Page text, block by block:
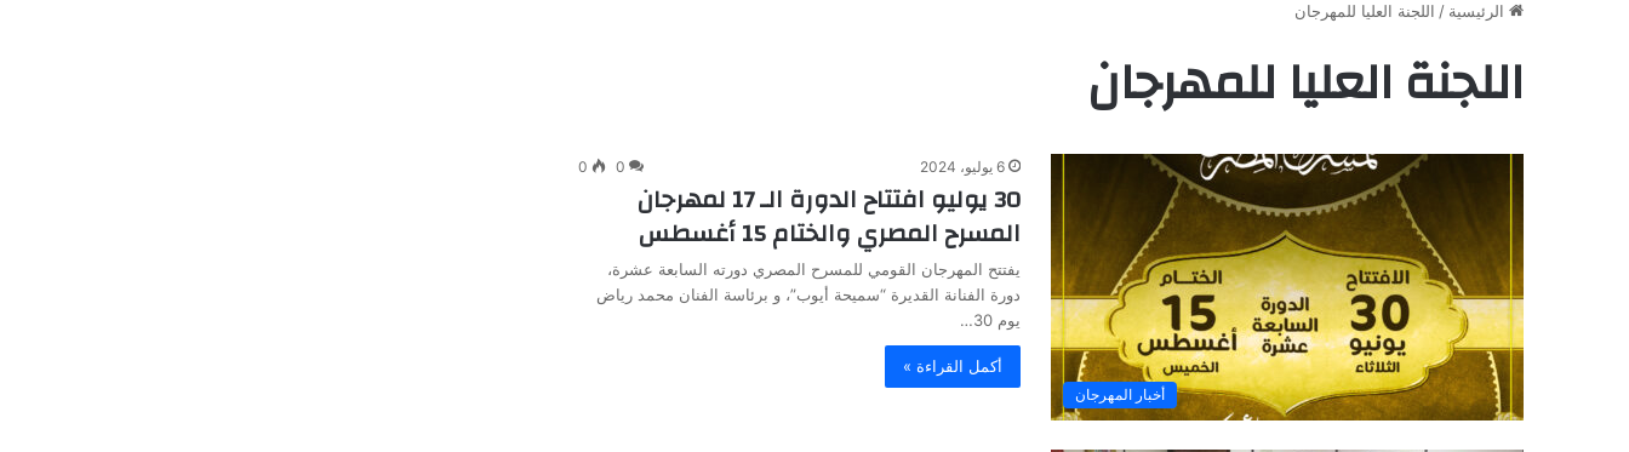
الرئيسية / اللجنة العليا للمهرجان
اللجنة العليا للمهرجان
أخبار المهرجان
6 يوليو، 2024 0
0
30 يوليو افتتاح الدورة الـ 17 لمهرجان
المسرح المصري والختام 15 أغسطس
يفتتح المهرجان القومي للمسرح المصري دورته السابعة عشرة،
دورة الفنانة القديرة “سميحة أيوب”، و برئاسة الفنان محمد رياض
يوم 30…
أكمل القراءة »